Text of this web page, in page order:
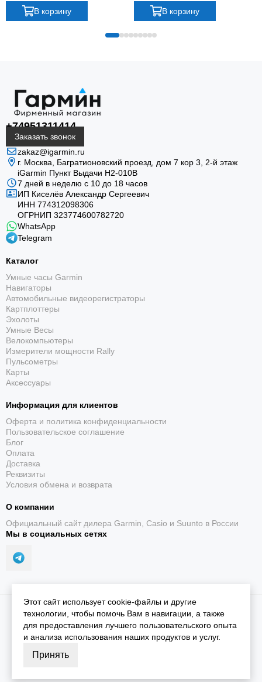
В корзину В корзину
+74951311414
Заказать звонок
zakaz@igarmin.ru
г. Москва, Багратионовский проезд, дом 7 кор 3, 2-й этаж
iGarmin Пункт Выдачи Н2-010В
7 дней в неделю с 10 до 18 часов
ИП Киселёв Александр Сергеевич
ИНН 774312098306
ОГРНИП 323774600782720
WhatsApp
Telegram
Каталог
Умные часы Garmin
Навигаторы
Автомобильные видеорегистраторы
Картплоттеры
Эхолоты
Умные Весы
Велокомпьютеры
Измерители мощности Rally
Пульсометры
Карты
Аксессуары
Информация для клиентов
Оферта и политика конфиденциальности
Пользовательское соглашение
Блог
Оплата
Доставка
Реквизиты
Условия обмена и возврата
О компании
Официальный сайт дилера Garmin, Casio и Suunto в России
Мы в социальных сетях
2026 © iGarmin.Карта сайта
Этот сайт использует cookie-файлы и другие
технологии, чтобы помочь Вам в навигации, а также
для предоставления лучшего пользовательского опыта
и анализа использования наших продуктов и услуг.
Принять